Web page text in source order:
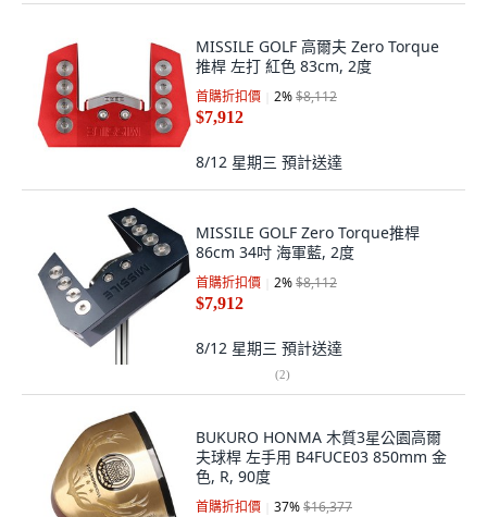
MISSILE GOLF 高爾夫 Zero Torque
推桿 左打 紅色 83cm, 2度
首購折扣價 2%$8,112
$7,912
8/12 星期三 預計送達
MISSILE GOLF Zero Torque推桿
86cm 34吋 海軍藍, 2度
首購折扣價 2%$8,112
$7,912
8/12 星期三 預計送達
(2)
BUKURO HONMA 木質3星公園高爾
夫球桿 左手用 B4FUCE03 850mm 金
色, R, 90度
首購折扣價 37%$16,377